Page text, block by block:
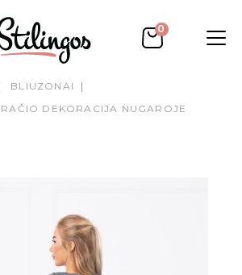
0
BLIUZONAI
DEKORACIJA NUGAROJE